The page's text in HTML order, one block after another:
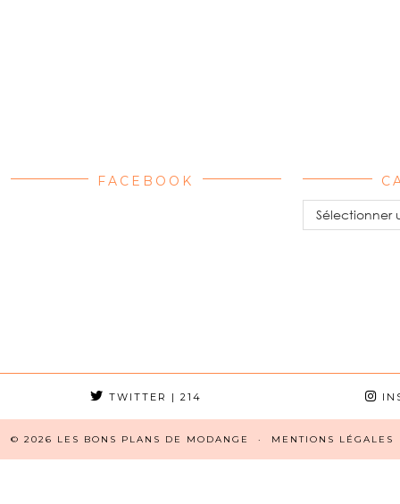
FACEBOOK
Catégories
TWITTER | 214
© 2026 LES BONS PLANS DE MODANGE MENTIONS LÉGALES